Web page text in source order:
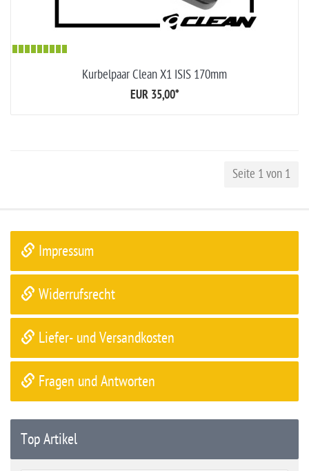
Kurbelpaar Clean X1 ISIS 170mm
EUR 35,00*
Seite 1 von 1
Impressum
Widerrufsrecht
Liefer- und Versandkosten
Fragen und Antworten
Top Artikel